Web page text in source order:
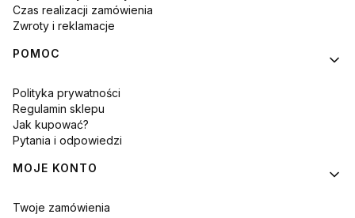
Czas realizacji zamówienia
Zwroty i reklamacje
POMOC
Polityka prywatności
Regulamin sklepu
Jak kupować?
Pytania i odpowiedzi
MOJE KONTO
Twoje zamówienia